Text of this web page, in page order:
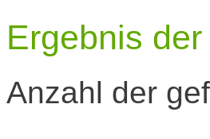
Ergebnis
Anzahl der